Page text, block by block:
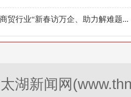
贸行业“新春访万企、助力解难题...
太湖新闻网